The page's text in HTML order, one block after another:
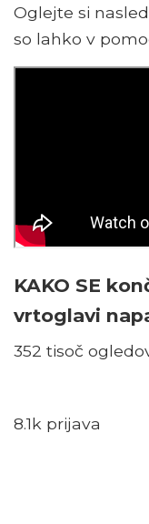
Oglejte si
so lahko v
KAKO SE
vrtoglavi
352 tisoč
8.1k prijava